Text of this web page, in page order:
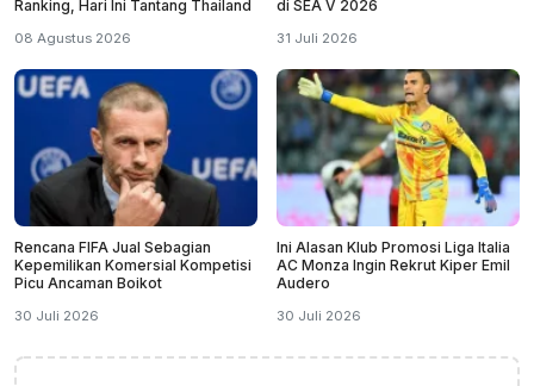
Ranking, Hari Ini Tantang Thailand
08 Agustus 2026
di SEA V 2026
31 Juli 2026
Rencana FIFA Jual Sebagian
Kepemilikan Komersial Kompetisi
Picu Ancaman Boikot
30 Juli 2026
Ini Alasan Klub Promosi Liga Italia
AC Monza Ingin Rekrut Kiper Emil
Audero
30 Juli 2026